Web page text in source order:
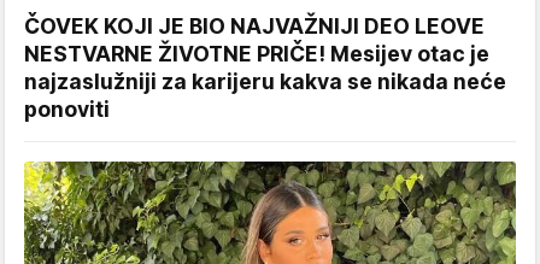
ČOVEK KOJI JE BIO NAJVAŽNIJI DEO LEOVE
NESTVARNE ŽIVOTNE PRIČE! Mesijev otac je
najzaslužniji za karijeru kakva se nikada neće
ponoviti